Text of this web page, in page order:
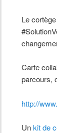
Le
Carte
parcours,
http://
Unkit de